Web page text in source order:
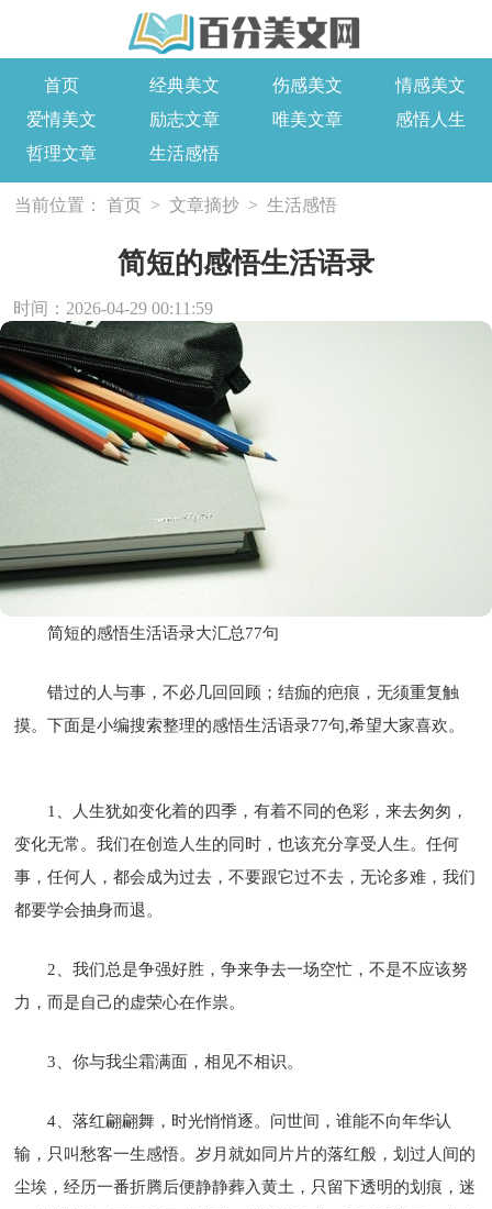
首页 经典美文 伤感美文
情感美文
爱情美文
励志文章 唯美文章
感悟人生
哲理文章
生活感悟
当前位置： 首页 > 文章摘抄 > 生活感悟
简短的感悟生活语录
时间：2026-04-29 00:11:59
简短的感悟生活语录大汇总77句
错过的人与事，不必几回回顾；结痂的疤痕，无须重复触
摸。下面是小编搜索整理的感悟生活语录77句,希望大家喜欢。
1、人生犹如变化着的四季，有着不同的色彩，来去匆匆，
变化无常。我们在创造人生的同时，也该充分享受人生。任何
事，任何人，都会成为过去，不要跟它过不去，无论多难，我们
都要学会抽身而退。
2、我们总是争强好胜，争来争去一场空忙，不是不应该努
力，而是自己的虚荣心在作祟。
3、你与我尘霜满面，相见不相识。
4、落红翩翩舞，时光悄悄逐。问世间，谁能不向年华认
输，只叫愁客一生感悟。岁月就如同片片的落红般，划过人间的
尘埃，经历一番折腾后便静静葬入黄土，只留下透明的划痕，迷